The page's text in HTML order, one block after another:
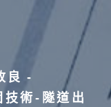
良
技術-隧道出